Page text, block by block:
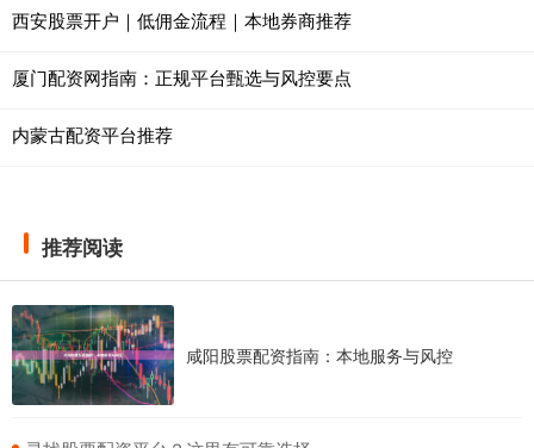
西安股票开户｜低佣金流程｜本地券商推荐
厦门配资网指南：正规平台甄选与风控要点
内蒙古配资平台推荐
推荐阅读
咸阳股票配资指南：本地服务与风控